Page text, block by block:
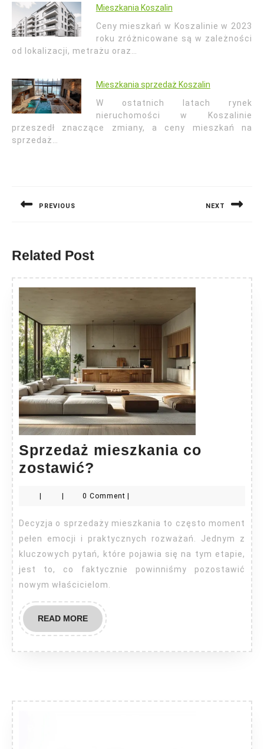
Mieszkania Koszalin
Ceny mieszkań w Koszalinie w 2023
roku zróżnicowane są w zależności
od lokalizacji, metrażu oraz…
Mieszkania sprzedaż Koszalin
W ostatnich latach rynek
nieruchomości w Koszalinie
przeszedł znaczące zmiany, a ceny mieszkań na
sprzedaż…
PREVIOUS NEXT
Related Post
Sprzedaż mieszkania co
zostawić?
co
zostawić?
0 Comment
Decyzja o sprzedaży mieszkania to często moment
pełen emocji i praktycznych rozważań. Jednym z
kluczowych pytań, które pojawia się na tym etapie,
jest to, co faktycznie powinniśmy pozostawić
nowym właścicielom.
READ MOREREAD
MORE